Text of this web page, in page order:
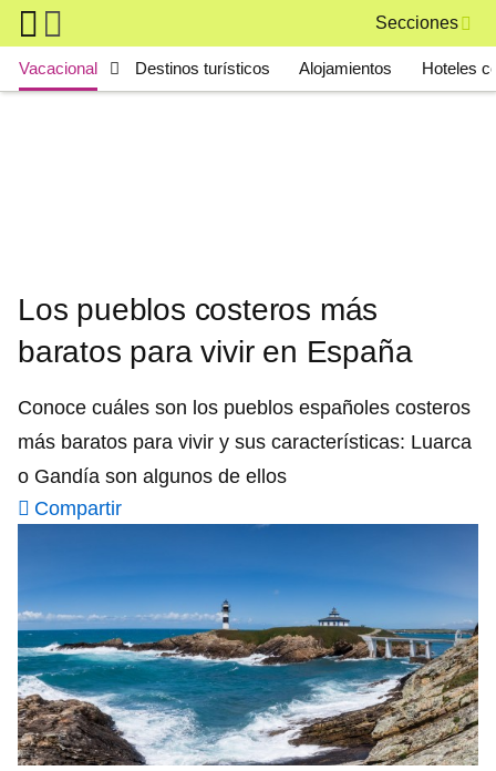
Skip to main content
Secciones
Main navigation
Vacacional Destinos turísticos Alojamientos Hoteles
Los pueblos costeros más
baratos para vivir en España
Conoce cuáles son los pueblos españoles costeros
más baratos para vivir y sus características: Luarca
o Gandía son algunos de ellos
Compartir